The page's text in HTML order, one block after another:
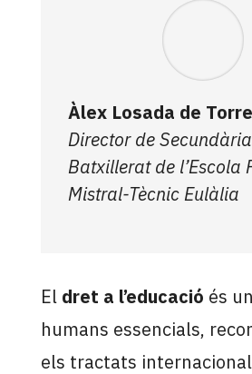
Àlex Losada de Torre
Director de
Batxillerat de l’Escola
Mistral-Tècnic Eulàlia
El dret a l’educació és
humans essencials,
els tractats